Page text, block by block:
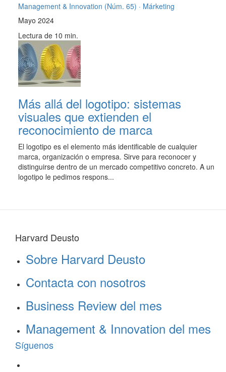
Management & Innovation (Núm. 65) · Márketing
Mayo 2024
Lectura de 10 min.
Más allá del logotipo: sistemas
visuales que extienden el
reconocimiento de marca
El logotipo es el elemento más identificable de cualquier
marca, organización o empresa. Sirve para reconocer y
distinguirse dentro de un mercado competitivo concreto. A un
logotipo le pedimos respons...
Harvard Deusto
Sobre Harvard Deusto
Contacta con nosotros
Business Review del mes
Management & Innovation del mes
Síguenos